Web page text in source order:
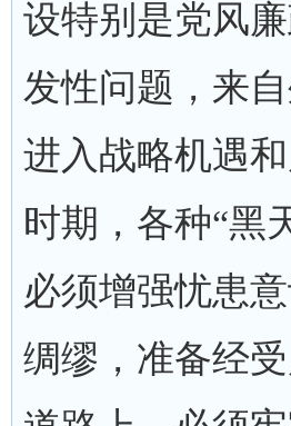
设特别是党风
发性问题，来
进入战略机遇
时期，各种“黑
必须增强忧患
绸缪，准备经